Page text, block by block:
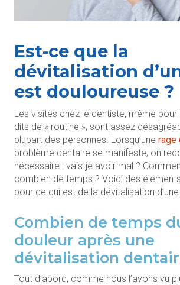
Est-ce que la
dévitalisation
est douloureuse ?
Les visites chez le dentiste, même
dits de « routine », sont assez
plupart des personnes. Lorsqu’une rage
problème dentaire se manifeste, on
nécessaire : vais-je avoir mal ?
combien de temps ? Voici des
pour ce qui est de la dévitalisation
Combien de temps
douleur après une
dévitalisation
Tout d’abord, comme nous l’avons vu